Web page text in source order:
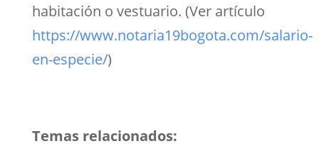
habitación o vestuario. (Ver artículo
https://www.notaria19bogota.com/salario-
en-especie/)
Temas relacionados: